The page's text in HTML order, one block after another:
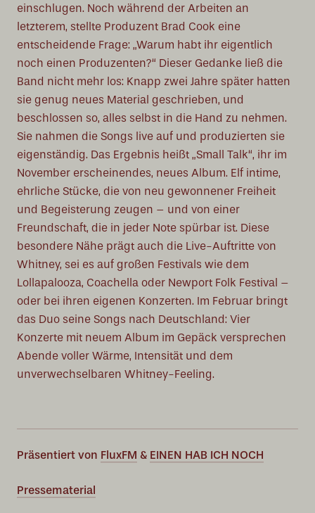
einschlugen. Noch während der Arbeiten an
letzterem, stellte Produzent Brad Cook eine
entscheidende Frage: „Warum habt ihr eigentlich
noch einen Produzenten?“ Dieser Gedanke ließ die
Band nicht mehr los: Knapp zwei Jahre später hatten
sie genug neues Material geschrieben, und
beschlossen so, alles selbst in die Hand zu nehmen.
Sie nahmen die Songs live auf und produzierten sie
eigenständig. Das Ergebnis heißt „Small Talk“, ihr im
November erscheinendes, neues Album. Elf intime,
ehrliche Stücke, die von neu gewonnener Freiheit
und Begeisterung zeugen – und von einer
Freundschaft, die in jeder Note spürbar ist. Diese
besondere Nähe prägt auch die Live-Auftritte von
Whitney, sei es auf großen Festivals wie dem
Lollapalooza, Coachella oder Newport Folk Festival –
oder bei ihren eigenen Konzerten. Im Februar bringt
das Duo seine Songs nach Deutschland: Vier
Konzerte mit neuem Album im Gepäck versprechen
Abende voller Wärme, Intensität und dem
unverwechselbaren Whitney-Feeling.
Präsentiert von FluxFM & EINEN HAB ICH NOCH
Pressematerial